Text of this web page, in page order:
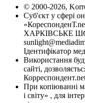
© 2000-2026,
Суб'єкт у сфері
ХАРКІВСЬКЕ
Ідентифікатор
Використання
сайті,
При копіюванні
і світу» , для